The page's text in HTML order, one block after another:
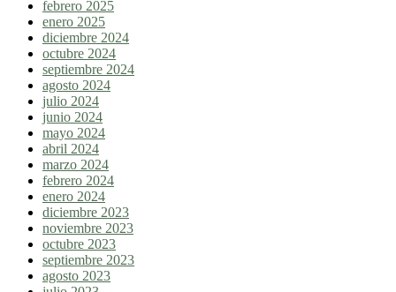
febrero 2025
enero 2025
diciembre 2024
octubre 2024
septiembre 2024
agosto 2024
julio 2024
junio 2024
mayo 2024
abril 2024
marzo 2024
febrero 2024
enero 2024
diciembre 2023
noviembre 2023
octubre 2023
septiembre 2023
agosto 2023